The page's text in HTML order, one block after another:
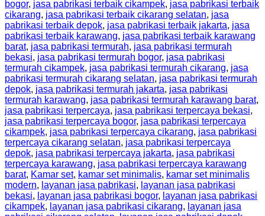
bogor, jasa pabrikasi terbaik cikampek, jasa pabrikasi terbaik
cikarang, jasa pabrikasi terbaik cikarang selatan, jasa
pabrikasi terbaik depok, jasa pabrikasi terbaik jakarta, jasa
pabrikasi terbaik karawang, jasa pabrikasi terbaik karawang
barat, jasa pabrikasi termurah, jasa pabrikasi termurah
bekasi, jasa pabrikasi termurah bogor, jasa pabrikasi
termurah cikampek, jasa pabrikasi termurah cikarang, jasa
pabrikasi termurah cikarang selatan, jasa pabrikasi termurah
depok, jasa pabrikasi termurah jakarta, jasa pabrikasi
termurah karawang, jasa pabrikasi termurah karawang barat,
jasa pabrikasi terpercaya, jasa pabrikasi terpercaya bekasi,
jasa pabrikasi terpercaya bogor, jasa pabrikasi terpercaya
cikampek, jasa pabrikasi terpercaya cikarang, jasa pabrikasi
terpercaya cikarang selatan, jasa pabrikasi terpercaya
depok, jasa pabrikasi terpercaya jakarta, jasa pabrikasi
terpercaya karawang, jasa pabrikasi terpercaya karawang
barat, Kamar set, kamar set minimalis, kamar set minimalis
modern, layanan jasa pabrikasi, layanan jasa pabrikasi
bekasi, layanan jasa pabrikasi bogor, layanan jasa pabrikasi
cikampek, layanan jasa pabrikasi cikarang, layanan jasa